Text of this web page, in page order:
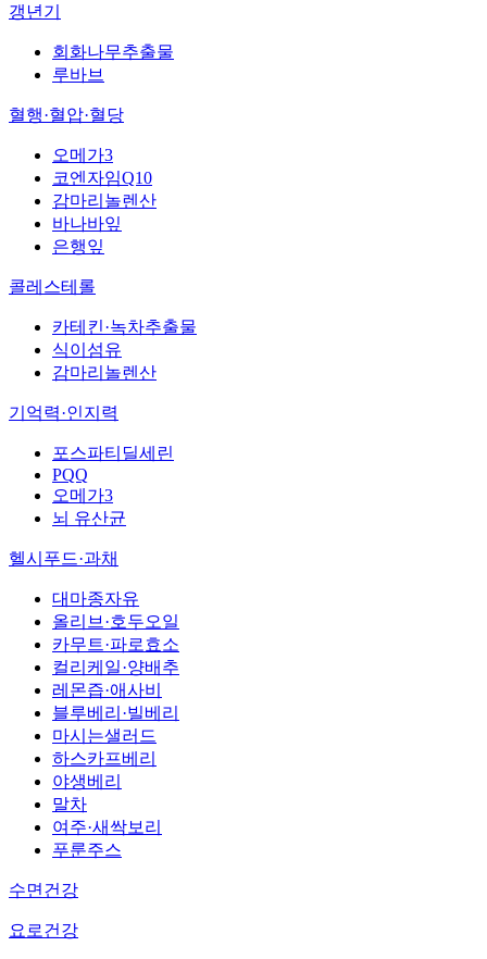
갱년기
회화나무추출물
루바브
혈행·혈압·혈당
오메가3
코엔자임Q10
감마리놀렌산
바나바잎
은행잎
콜레스테롤
카테킨·녹차추출물
식이섬유
감마리놀렌산
기억력·인지력
포스파티딜세린
PQQ
오메가3
뇌 유산균
헬시푸드·과채
대마종자유
올리브·호두오일
카무트·파로효소
컬리케일·양배추
레몬즙·애사비
블루베리·빌베리
마시는샐러드
하스카프베리
야생베리
말차
여주·새싹보리
푸룬주스
수면건강
요로건강